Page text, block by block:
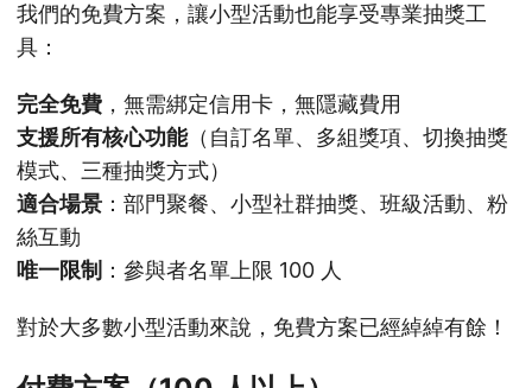
我們的免費方案，讓小型活動也能享受專業抽獎工
具：
完全免費 ，無需綁定信用卡，無隱藏費用
支援所有核心功能（自訂名單、多組獎項、切換抽獎
模式、三種抽獎方式）
適合場景 ：部門聚餐、小型社群抽獎、班級活動、粉
絲互動
唯一限制 ：參與者名單上限 100 人
對於大多數小型活動來說，免費方案已經綽綽有餘！